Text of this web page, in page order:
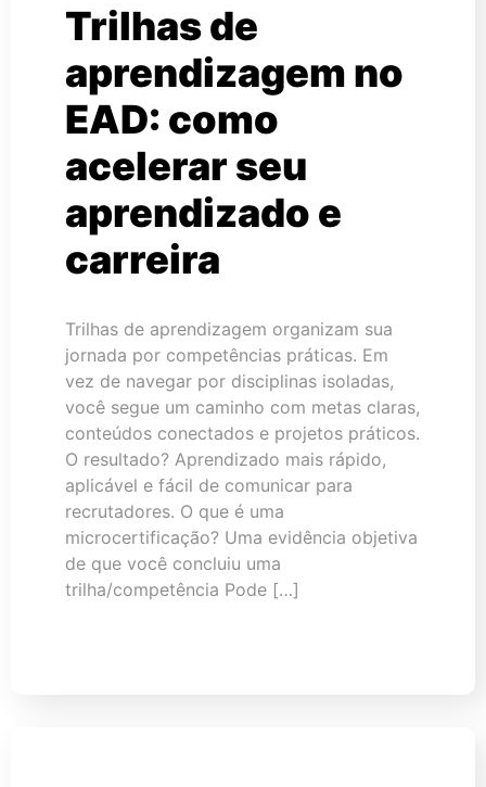
Trilhas de
aprendizagem no
EAD: como
acelerar seu
aprendizado e
carreira
Trilhas de aprendizagem organizam sua
jornada por competências práticas. Em
vez de navegar por disciplinas isoladas,
você segue um caminho com metas claras,
conteúdos conectados e projetos práticos.
O resultado? Aprendizado mais rápido,
aplicável e fácil de comunicar para
recrutadores. O que é uma
microcertificação? Uma evidência objetiva
de que você concluiu uma
trilha/competência Pode […]